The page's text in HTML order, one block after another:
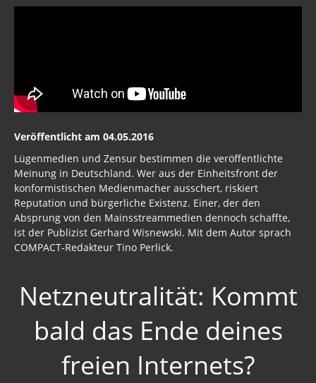
Veröffentlicht am 04.05.2016
Lügenmedien und Zensur bestimmen die veröffentlichte
Meinung in Deutschland. Wer aus der Einheitsfront der
konformistischen Medienmacher ausschert, riskiert
Reputation und bürgerliche Existenz. Einer, der den
Absprung von den Mainsstreammedien dennoch schaffte,
ist der Publizist Gerhard Wisnewski. Mit dem Autor sprach
COMPACT-Redakteur Tino Perlick.
Netzneutralität: Kommt
bald das Ende deines
freien Internets?